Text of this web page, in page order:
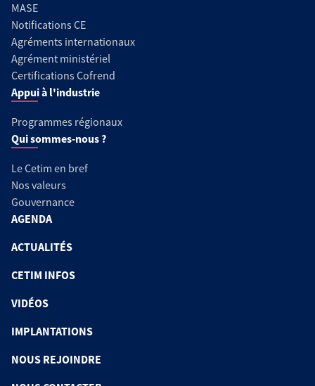
MASE
Notifications CE
Agréments internationaux
Agrément ministériel
Certifications Cofrend
Appui à l'industrie
Programmes régionaux
Qui sommes-nous ?
Le Cetim en bref
Nos valeurs
Gouvernance
AGENDA
ACTUALITÉS
CETIM INFOS
VIDÉOS
IMPLANTATIONS
NOUS REJOINDRE